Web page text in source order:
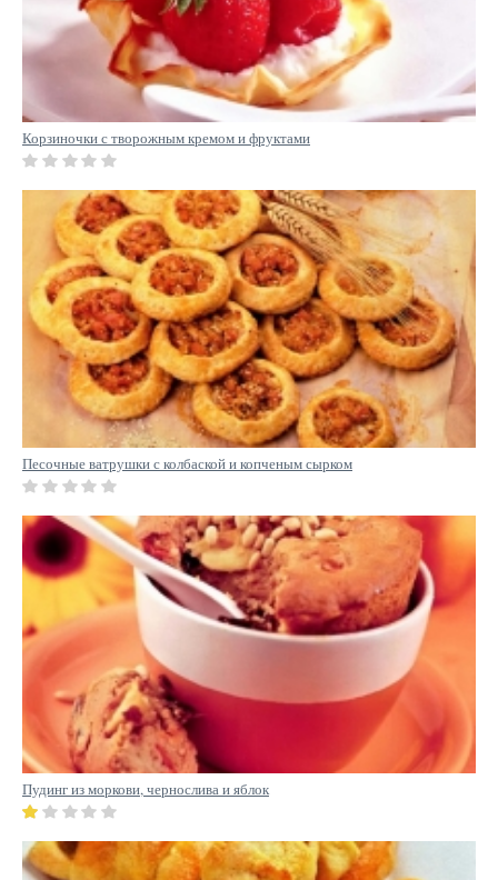
Корзиночки с творожным кремом и фруктами
Песочные ватрушки с колбаской и копченым сырком
Пудинг из моркови, чернослива и яблок